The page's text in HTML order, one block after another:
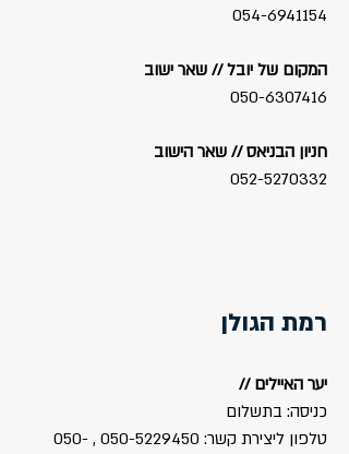
054-6941154
המקום של יובל // שאר ישוב
050-6307416
חניון הבניאס // שאר הישוב
052-5270332
רמת הגולן
יער האיילים //
כניסה: בתשלום
טלפון ליצירת קשר: 050-5229450
,
050-